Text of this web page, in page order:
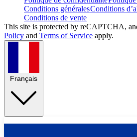
Conditions généralesConditions
Conditions de vente
This site is protected by reCAPTCHA,
Policy and Terms of Service apply.
Français